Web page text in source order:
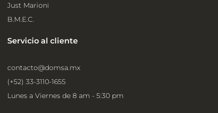
Just Marioni
B.M.E.C.
Servicio al cliente
contacto@domsa.mx
(+52) 33-3110-1655
Lunes a Viernes de 8 am - 5:30 pm